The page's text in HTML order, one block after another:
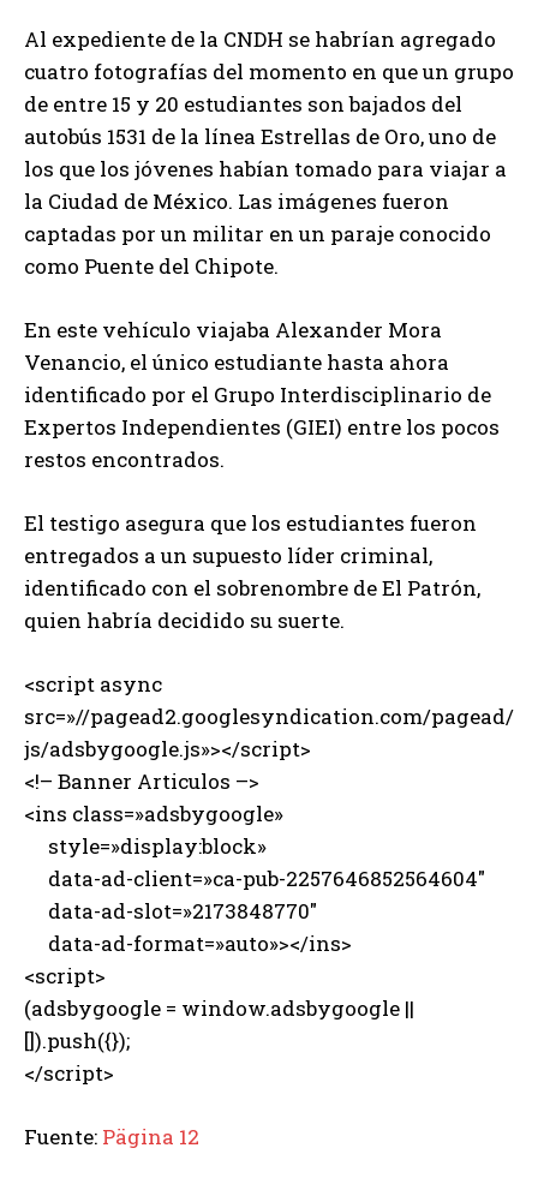
Al expediente de la CNDH se habrían agregado
cuatro fotografías del momento en que un grupo
de entre 15 y 20 estudiantes son bajados del
autobús 1531 de la línea Estrellas de Oro, uno de
los que los jóvenes habían tomado para viajar a
la Ciudad de México. Las imágenes fueron
captadas por un militar en un paraje conocido
como Puente del Chipote.
En este vehículo viajaba Alexander Mora
Venancio, el único estudiante hasta ahora
identificado por el Grupo Interdisciplinario de
Expertos Independientes (GIEI) entre los pocos
restos encontrados.
El testigo asegura que los estudiantes fueron
entregados a un supuesto líder criminal,
identificado con el sobrenombre de El Patrón,
quien habría decidido su suerte.
<script async
src=»//pagead2.googlesyndication.com/pagead/
js/adsbygoogle.js»></script>
<!– Banner Articulos –>
<ins class=»adsbygoogle»
style=»display:block»
data-ad-client=»ca-pub-2257646852564604″
data-ad-slot=»2173848770″
data-ad-format=»auto»></ins>
<script>
(adsbygoogle = window.adsbygoogle ||
[]).push({});
</script>
Fuente: Pägina 12